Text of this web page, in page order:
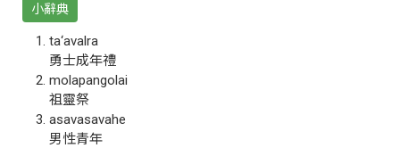
小辭典
ta‘avalra
勇士成年禮
molapangolai
祖靈祭
asavasavahe
男性青年